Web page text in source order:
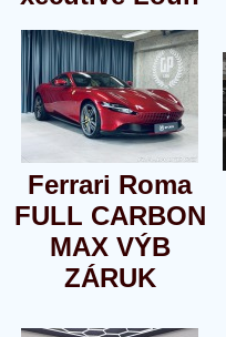
Ferrari Roma
FULL CARBON
MAX VÝB
ZÁRUK